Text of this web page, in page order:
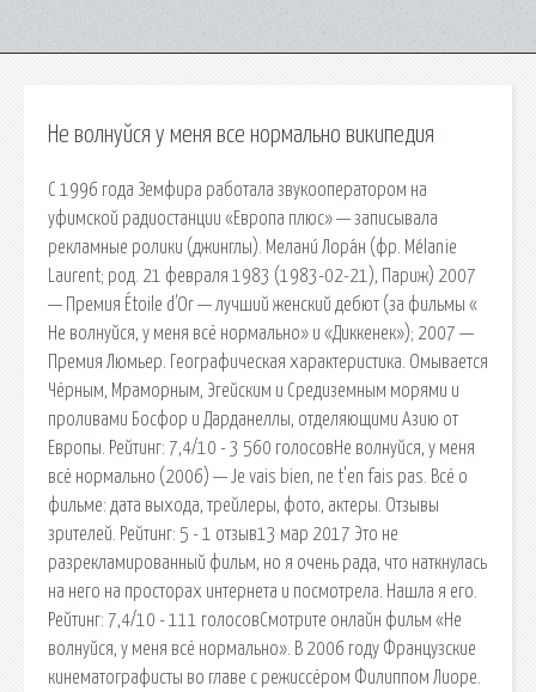
Не волнуйся у меня все нормально википедия
С 1996 года Земфира работала звукооператором на
уфимской радиостанции «Европа плюс» — записывала
рекламные ролики (джинглы). Мелани́ Лора́н (фр. Mélanie
Laurent; род. 21 февраля 1983 (1983-02-21), Париж) 2007
— Премия Étoile d'Or — лучший женский дебют (за фильмы «
Не волнуйся, у меня всё нормально» и «Диккенек»); 2007 —
Премия Люмьер. Географическая характеристика. Омывается
Чёрным, Мраморным, Эгейским и Средиземным морями и
проливами Босфор и Дарданеллы, отделяющими Азию от
Европы. Рейтинг: 7,4/10 - 3 560 голосовНе волнуйся, у меня
всё нормально (2006) — Je vais bien, ne t'en fais pas. Всё о
фильме: дата выхода, трейлеры, фото, актеры. Отзывы
зрителей. Рейтинг: 5 - 1 отзыв13 мар 2017 Это не
разрекламированный фильм, но я очень рада, что наткнулась
на него на просторах интернета и посмотрела. Нашла я его.
Рейтинг: 7,4/10 - 111 голосовСмотрите онлайн фильм «Не
волнуйся, у меня всё нормально». В 2006 году Французские
кинематографисты во главе с режиссёром Филиппом Лиоре.